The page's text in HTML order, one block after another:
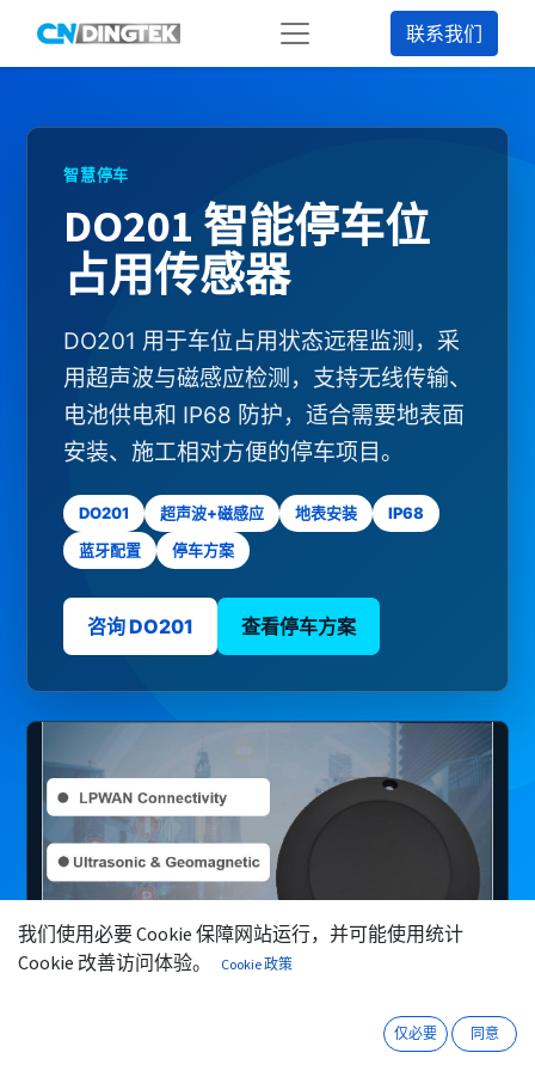
联系我们
智慧停车
DO201 智能停车位
占用传感器
DO201 用于车位占用状态远程监测，采
用超声波与磁感应检测，支持无线传输、
电池供电和 IP68 防护，适合需要地表面
安装、施工相对方便的停车项目。
DO201 超声波+磁感应 地表安装
IP68
蓝牙配置
停车方案
咨询 DO201 查看停车方案
我们使用必要 Cookie 保障网站运行，并可能使用统计
Cookie 改善访问体验。
Cookie 政策
仅必要 同意